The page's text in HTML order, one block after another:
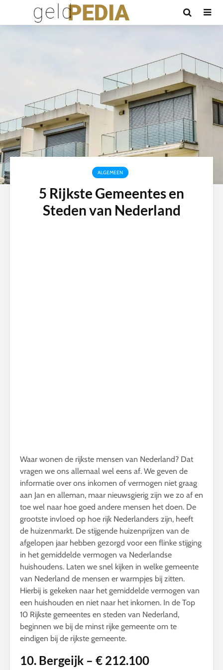
ALGEMEEN
5 Rijkste Gemeentes en
Steden van Nederland
Waar wonen de rijkste mensen van Nederland? Dat
vragen we ons allemaal wel eens af. We geven de
informatie over ons inkomen of vermogen niet graag
aan Jan en alleman, maar nieuwsgierig zijn we zo af en
toe wel naar hoe goed andere mensen het doen. De
grootste invloed op hoe rijk Nederlanders zijn, heeft
de huizenmarkt. De stijgende huizenprijzen van de
afgelopen jaar hebben gezorgd voor een flinke stijging
in het gemiddelde vermogen va Nederlandse
huishoudens. Laten we snel kijken in welke gemeente
van Nederland de mensen er warmpjes bij zitten.
Hierbij is gekeken naar het gemiddelde vermogen van
een huishouden en niet naar het inkomen. In de Top
10 Rijkste gemeentes en steden van Nederland,
beginnen we bij de minst rijke gemeente om te
eindigen bij de rijkste gemeente.
10. Bergeijk – € 212.100